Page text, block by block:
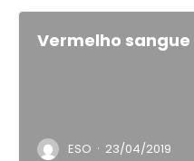
Vermelho sangue
ESO · 23/04/2019